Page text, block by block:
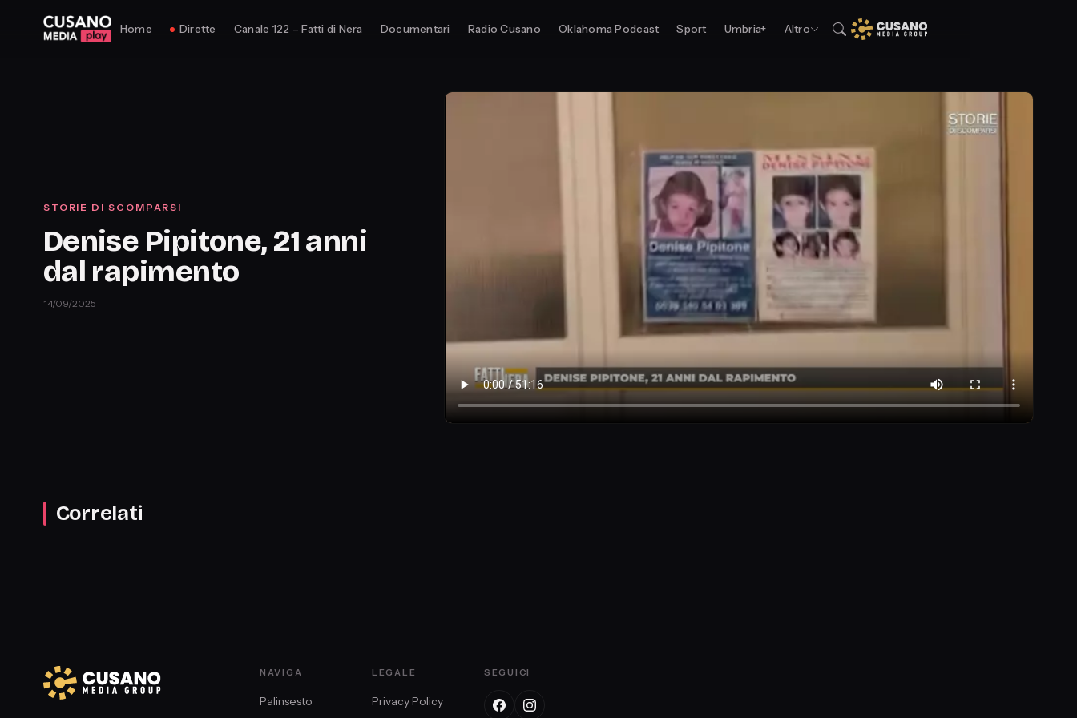
Home Dirette Canale 122 – Fatti di Nera Documentari Radio Cusano Oklahoma Podcast Sport Umbria+ Altro
STORIE DI SCOMPARSI
Denise Pipitone, 21 anni
dal rapimento
14/09/2025
Correlati
NAVIGA
Palinsesto
LEGALE
Privacy Policy
SEGUICI